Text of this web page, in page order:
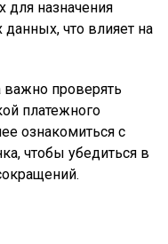
для назначения
что влияет на
проверять
платежного
ознакомиться с
чтобы убедиться в